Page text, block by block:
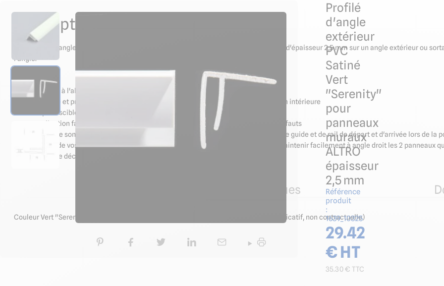
Profilé
d'angle
extérieur
PVC
Satiné
Vert
"Serenity"
pour
panneaux
muraux
ALTRO
épaisseur
2,5 mm
Référence
produit
:
1639_10325
29.42
€ HT
35.30€ TTC
Descriptif et normes produit
La baguette d'angle externe Vert "Serenity" permet de joindre deux panneaux muraux d'épaisseur 2,5 mm sur un angle extérieur ou
l'angle.
Ce profilé PVC à l'allure de cornières d'angle en reprend les caractéristiques :
renforce et protège les angles extérieurs tout en étant un élément de décoration intérieure
imputrescible : peut s'utiliser en milieu humide
application facile : fixation par collage ou vissage sur des parois planes sans défauts
Mais en plus de son rôle de cornière pvc, cette baguette d'angle PVC sert également de guide et de rail de départ et d'arrivée lors de la
extérieur lors de vos rénovations de murs. Ce profilé permet en effet d'insérer et de maintenir facilement à angle droit les 2 panneaux
irrégularités de découpe et d'obtenir une finition de qualité professionnelle.
Caractéristiques techniques
Couleur Vert "Serenity" : proche Pantone "621 C" - Distance 23 (information à titre indicatif, non contractuelle)